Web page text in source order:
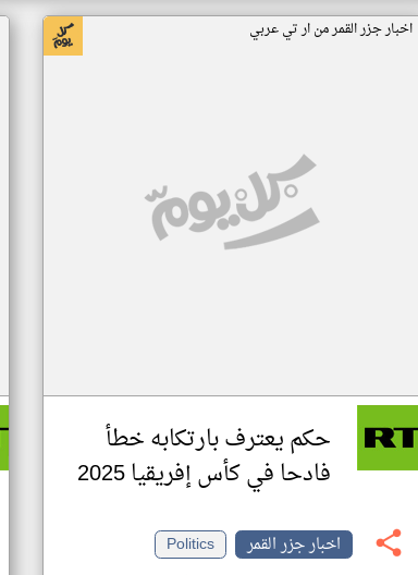
اخبار جزر القمر من ار تي عربي
حكم يعترف بارتكابه خطأ
فادحا في كأس إفريقيا 2025
اخبار جزر القمر
Politics